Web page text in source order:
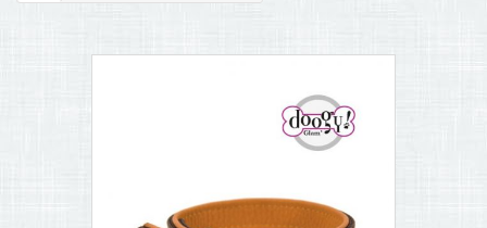
CONTACT